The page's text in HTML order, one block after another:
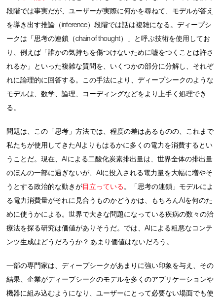
段階では事実だが、ユーザーが実際に何かを尋ねて、モデルが答え
を導き出す推論（inference）段階では話は複雑になる。ディープシ
ークは「思考の連鎖（chain of thought）」と呼ぶ技術を使用してお
り、例えば「誰かの気持ちを傷つけないために嘘をつくことは許さ
れるか」といった複雑な質問を、いくつかの部分に分解し、それぞ
れに論理的に回答する。この手法により、ディープシークのような
モデルは、数学、論理、コーディングなどをより上手く処理でき
る。
問題は、この「思考」方法では、程度の差はあるものの、これまで
私たちが使用してきたAIよりもはるかに多くの電力を消費するとい
うことだ。現在、AIによる二酸化炭素排出量は、世界全体の排出量
のほんの一部に過ぎないが、AIに投入される電力量を大幅に増やそ
うとする政治的な動きが目立っている。「思考の連鎖」モデルによ
る電力消費量がそれに見合うものかどうかは、もちろんAIを何のた
めに使うかによる。世界で大きな問題になっている疾病の数々の治
療法を探る研究は価値がありそうだ。では、AIによる粗悪なコンテ
ンツ生成はどうだろうか？ あまり価値はないだろう。
一部の専門家は、ディープシークがあまりに強い印象を与え、その
結果、企業がディープシークのモデルを多くのアプリケーションや
機器に組み込むようになり、ユーザーにとって必要ない場面でも使